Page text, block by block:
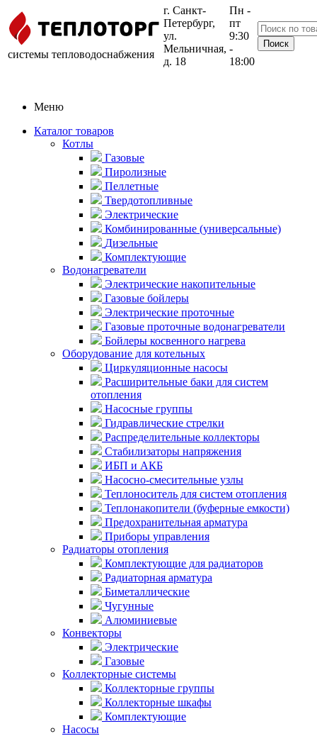
системы тепловодоснабжения
г. Санкт-
Петербург,
ул.
Мельничная,
д. 18
Пн -
пт
9:30
-
18:00
Меню
Каталог товаров
Котлы
Газовые
Пиролизные
Пеллетные
Твердотопливные
Электрические
Комбинированные (универсальные)
Дизельные
Комплектующие
Водонагреватели
Электрические накопительные
Газовые бойлеры
Электрические проточные
Газовые проточные водонагреватели
Бойлеры косвенного нагрева
Оборудование для котельных
Циркуляционные насосы
Расширительные баки для систем
отопления
Насосные группы
Гидравлические стрелки
Распределительные коллекторы
Стабилизаторы напряжения
ИБП и АКБ
Насосно-смесительные узлы
Теплоноситель для систем отопления
Теплонакопители (буферные емкости)
Предохранительная арматура
Приборы управления
Радиаторы отопления
Комплектующие для радиаторов
Радиаторная арматура
Биметаллические
Чугунные
Алюминиевые
Конвекторы
Электрические
Газовые
Коллекторные системы
Коллекторные группы
Коллекторные шкафы
Комплектующие
Насосы